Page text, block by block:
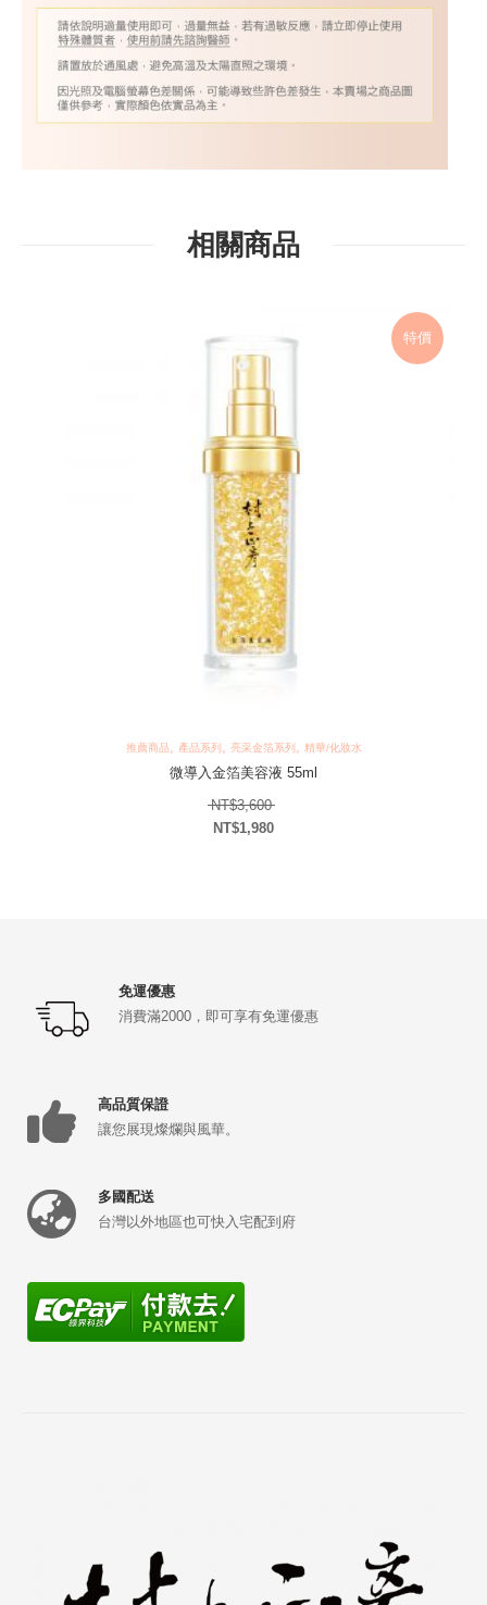
相關商品
特價
推薦商品, 產品系列, 亮采金箔系列, 精華/化妝水
微導入金箔美容液 55ml
NT$3,600原始價格：NT$3,600。
NT$1,980
免運優惠
消費滿2000，即可享有免運優惠
高品質保證
讓您展現燦爛與風華。
多國配送
台灣以外地區也可快入宅配到府